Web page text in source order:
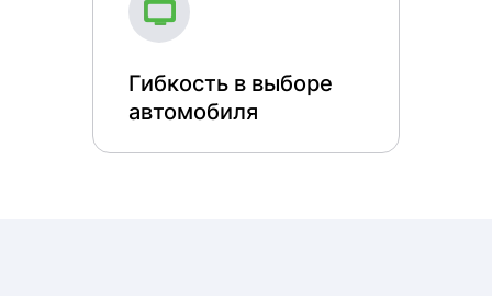
Гибкость в выборе
автомобиля